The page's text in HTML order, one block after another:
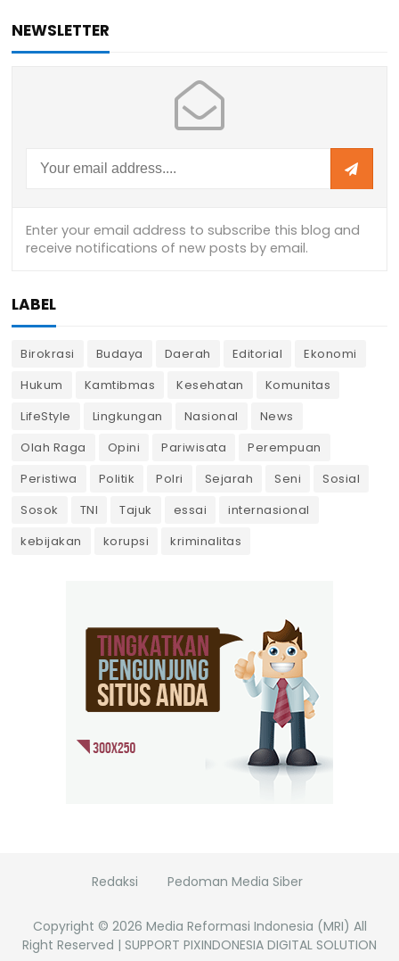
NEWSLETTER
LABEL
Birokrasi Budaya Daerah Editorial
Ekonomi
Hukum
Kamtibmas Kesehatan
Komunitas
LifeStyle
Lingkungan Nasional
News
Olah Raga
Opini Pariwisata
Perempuan
Peristiwa
Politik Polri Sejarah Seni
Sosial
Sosok
TNI Tajuk essai
internasional
kebijakan
korupsi kriminalitas
Redaksi Pedoman Media Siber
Copyright © 2026 Media Reformasi Indonesia (MRI) All
Right Reserved | SUPPORT PIXINDONESIA DIGITAL SOLUTION